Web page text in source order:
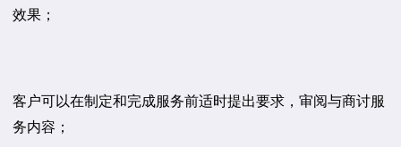
效果；
客户可以在制定和完成服务前适时提出要求，审阅与商讨服
务内容；